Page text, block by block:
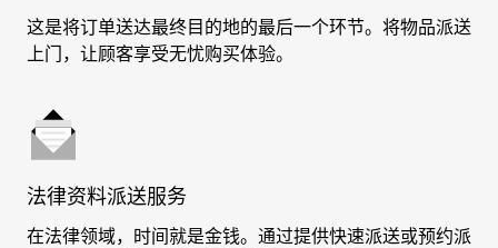
这是将订单送达最终目的地的最后一个环节。将物品派送
上门，让顾客享受无忧购买体验。
法律资料派送服务
在法律领域，时间就是金钱。通过提供快速派送或预约派